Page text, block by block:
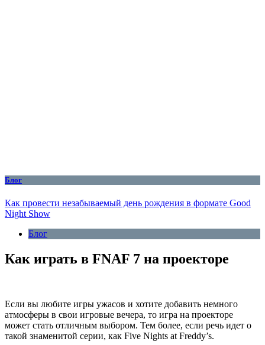
Блог
Как провести незабываемый день рождения в формате Good
Night Show
Блог
Как играть в FNAF 7 на проекторе
Если вы любите игры ужасов и хотите добавить немного
атмосферы в свои игровые вечера, то игра на проекторе
может стать отличным выбором. Тем более, если речь идет о
такой знаменитой серии, как Five Nights at Freddy’s.